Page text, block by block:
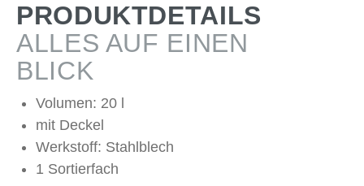
PRODUKTDETAILS
ALLES AUF EINEN
BLICK
Volumen: 20 l
mit Deckel
Werkstoff: Stahlblech
1 Sortierfach